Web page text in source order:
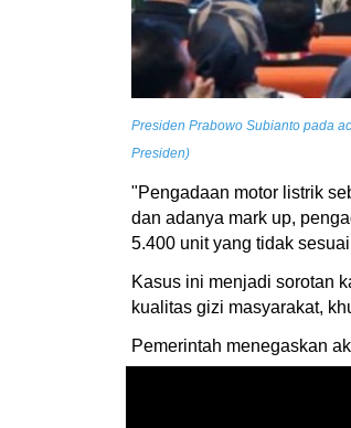
Presiden Prabowo Subianto pada
Presiden)
"Pengadaan motor listrik
dan adanya mark up,
5.400 unit yang tidak
Kasus ini menjadi sorotan
kualitas gizi masyarakat,
Pemerintah menegaskan